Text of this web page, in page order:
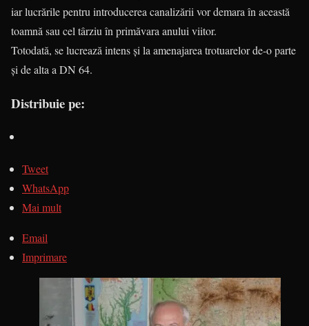
iar lucrările pentru introducerea canalizării vor demara în această
toamnă sau cel târziu în primăvara anului viitor.
Totodată, se lucrează intens și la amenajarea trotuarelor de-o parte
și de alta a DN 64.
Distribuie pe:
Tweet
WhatsApp
Mai mult
Email
Imprimare